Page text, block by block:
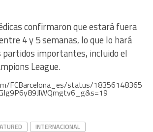
confirmaron que estará fuera
4 y 5 semanas, lo que lo hará
partidos importantes, incluido el
League.
FCBarcelona_es/status/18356148365
INTERNACIONAL